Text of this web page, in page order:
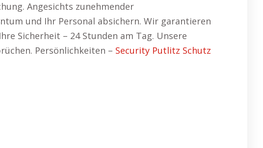
Angesichts zunehmender
und Ihr Personal absichern. Wir garantieren
Sicherheit – 24 Stunden am Tag. Unsere
Persönlichkeiten – Security Putlitz Schutz